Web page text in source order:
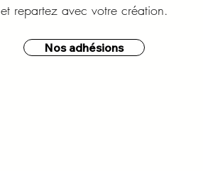
et repartez avec votre création.
Nos adhésions